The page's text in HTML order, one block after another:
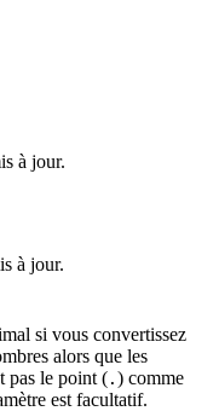
à jour.
à jour.
si vous convertissez
alors que les
pas le point ( . ) comme
est facultatif.